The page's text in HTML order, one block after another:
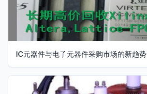
IC元器件与电子元器件采购市场的新趋势